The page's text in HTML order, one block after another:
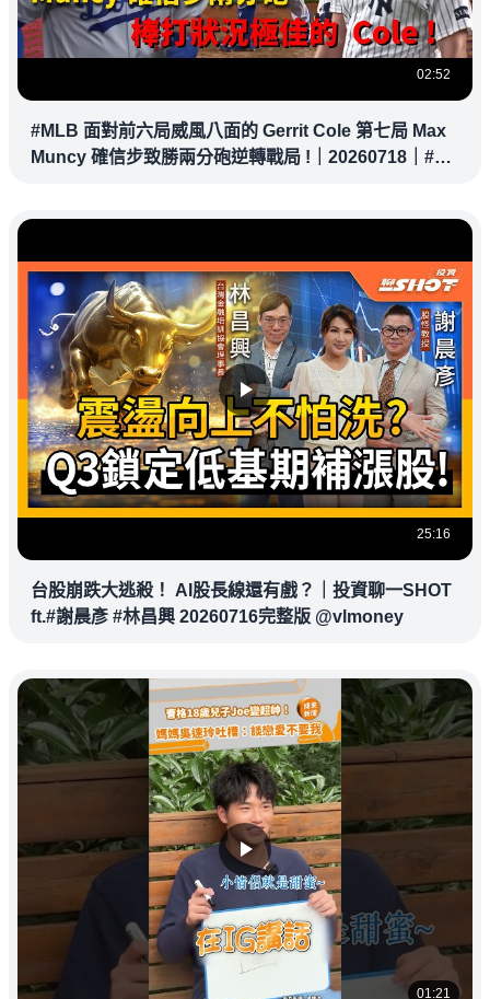
02:52
#MLB 面對前六局威風八面的 Gerrit Cole 第七局 Max
Muncy 確信步致勝兩分砲逆轉戰局 !｜20260718｜#洛
25:16
台股崩跌大逃殺！ AI股長線還有戲？｜投資聊一SHOT
ft.#謝晨彥 #林昌興 20260716完整版 @vlmoney
01:21